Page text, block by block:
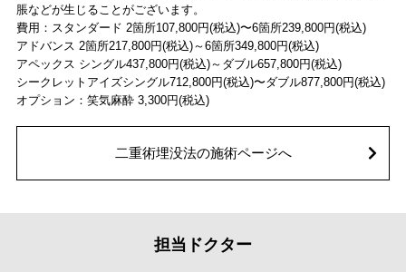
脹などが生じることがございます。
費用：スタンダード 2箇所107,800円(税込)〜6箇所239,800円(税込)
アドバンス 2箇所217,800円(税込)～6箇所349,800円(税込)
アペックス シングル437,800円(税込)～ダブル657,800円(税込)
シークレットアイズシングル712,800円(税込)〜ダブル877,800円(税込)
オプション：笑気麻酔 3,300円(税込)
二重術埋没法の施術ページへ
担当ドクター